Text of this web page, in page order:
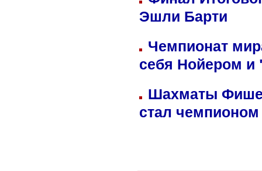
Эшли Барти
Чемпионат
себя Нойером и
Шахматы
стал